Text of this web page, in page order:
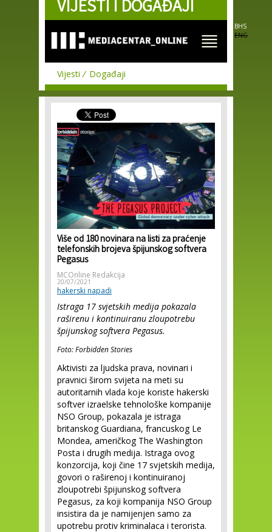
Skip to
main
VIJESTI I DOGAĐAJI
BHS
ENG
Vijesti Događaji
Više od 180 novinara na listi za praćenje
telefonskih brojeva špijunskog softvera
Pegasus
MCOnline Redakcija
20/07/2021
hakerski napadi
Istraga 17 svjetskih medija pokazala
raširenu i kontinuiranu zloupotrebu
špijunskog softvera Pegasus.
Foto: Forbidden Stories
Aktivisti za ljudska prava, novinari i
pravnici širom svijeta na meti su
autoritarnih vlada koje koriste hakerski
softver izraelske tehnološke kompanije
NSO Group, pokazala je istraga
britanskog Guardiana, francuskog Le
Mondea, američkog The Washington
Posta i drugih medija. Istraga ovog
konzorcija, koji čine 17 svjetskih medija,
govori o raširenoj i kontinuiranoj
zloupotrebi špijunskog softvera
Pegasus, za koji kompanija NSO Group
insistira da je namijenjen samo za
upotrebu protiv kriminalaca i terorista.